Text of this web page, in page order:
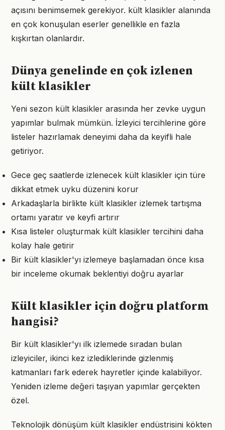
açısını benimsemek gerekiyor. kült klasikler alanında
en çok konuşulan eserler genellikle en fazla
kışkırtan olanlardır.
Dünya genelinde en çok izlenen
kült klasikler
Yeni sezon kült klasikler arasında her zevke uygun
yapımlar bulmak mümkün. İzleyici tercihlerine göre
listeler hazırlamak deneyimi daha da keyifli hale
getiriyor.
Gece geç saatlerde izlenecek kült klasikler için türe
dikkat etmek uyku düzenini korur
Arkadaşlarla birlikte kült klasikler izlemek tartışma
ortamı yaratır ve keyfi artırır
Kısa listeler oluşturmak kült klasikler tercihini daha
kolay hale getirir
Bir kült klasikler'yı izlemeye başlamadan önce kısa
bir inceleme okumak beklentiyi doğru ayarlar
Kült klasikler için doğru platform
hangisi?
Bir kült klasikler'yı ilk izlemede sıradan bulan
izleyiciler, ikinci kez izlediklerinde gizlenmiş
katmanları fark ederek hayretler içinde kalabiliyor.
Yeniden izleme değeri taşıyan yapımlar gerçekten
özel.
Teknolojik dönüşüm kült klasikler endüstrisini kökten